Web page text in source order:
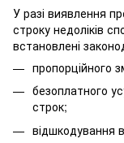
У разі виявлення
строку недоліків
встановлені
пропорційного
безоплатного
строк;
відшкодування